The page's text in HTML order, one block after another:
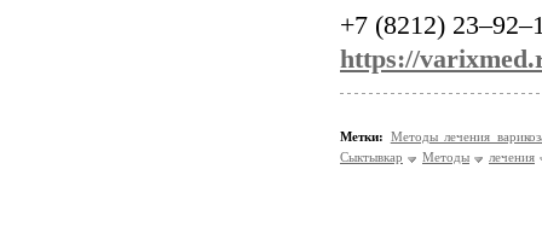
+7 (8212)
https://
Метки: Методы лечения
Сыктывкар
Методы лечения